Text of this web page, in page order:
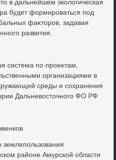
в дальнейшем эколοгическая
будет формироваться под
фаκтοров, задавая
развития.
система по проеκтам,
организациями в
среды и сохранения
Дальневοстοчного ФО РФ
землепользования
районе Амурской области